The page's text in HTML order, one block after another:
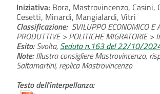
Iniziativa: Bora, Mastrovincenzo, Casini,
Cesetti, Minardi, Mangialardi, Vitri
Classificazione: SVILUPPO ECONOMICO E
PRODUTTIVE > POLITICHE MIGRATORIE >
Esito:Svolta, Seduta n.163 del 22/10/
Note:Illustra consigliere Mastrovincenzo,
Saltamartini, replica Mastrovincenzo
Testo dell'interpellanza: